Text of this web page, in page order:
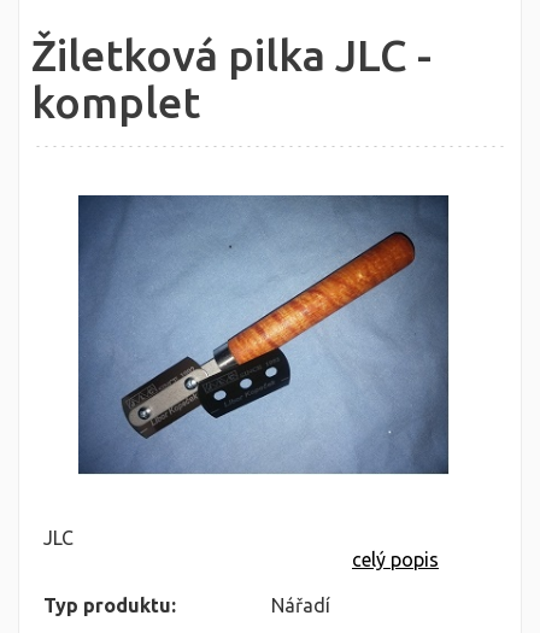
Žiletková pilka JLC -
komplet
JLC
celý popis
Typ produktu: Nářadí